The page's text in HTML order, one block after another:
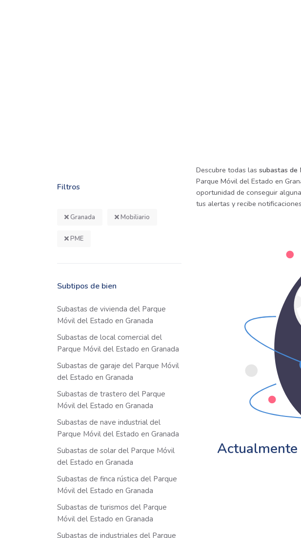
Filtros
Granada Mobiliario
PME
Subtipos de bien
Subastas de vivienda del Parque
Móvil del Estado en Granada
Subastas de local comercial del
Parque Móvil del Estado en Granada
Subastas de garaje del Parque Móvil
del Estado en Granada
Subastas de trastero del Parque
Móvil del Estado en Granada
Subastas de nave industrial del
Parque Móvil del Estado en Granada
Subastas de solar del Parque Móvil
del Estado en Granada
Subastas de finca rústica del Parque
Móvil del Estado en Granada
Subastas de turismos del Parque
Móvil del Estado en Granada
Subastas de industriales del Parque
Descubre todas las subastas de
Parque Móvil del Estado en
oportunidad de conseguir
tus alertas y recibe
Actualmente